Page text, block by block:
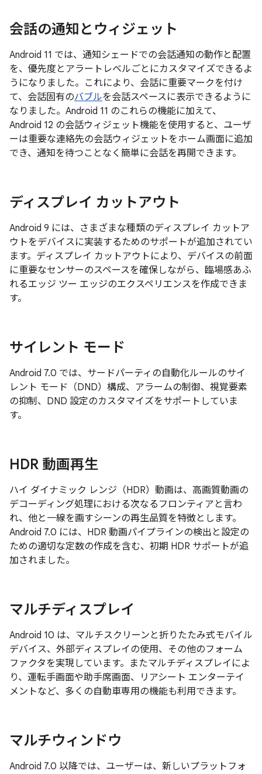
会話の通知とウィジェット
Android 11 では、通知シェードでの会話通知の動作と配置
を、優先度とアラートレベルごとにカスタマイズできるよ
うになりました。これにより、会話に重要マークを付け
て、会話固有のバブルを会話スペースに表示できるように
なりました。Android 11 のこれらの機能に加えて、
Android 12 の会話ウィジェット機能を使用すると、ユーザ
ーは重要な連絡先の会話ウィジェットをホーム画面に追加
でき、通知を待つことなく簡単に会話を再開できます。
ディスプレイ カットアウト
Android 9 には、さまざまな種類のディスプレイ カットア
ウトをデバイスに実装するためのサポートが追加されてい
ます。ディスプレイ カットアウトにより、デバイスの前面
に重要なセンサーのスペースを確保しながら、臨場感あふ
れるエッジ ツー エッジのエクスペリエンスを作成できま
す。
サイレント モード
Android 7.0 では、サードパーティの自動化ルールのサイ
レント モード（DND）構成、アラームの制御、視覚要素
の抑制、DND 設定のカスタマイズをサポートしていま
す。
HDR 動画再生
ハイ ダイナミック レンジ（HDR）動画は、高画質動画の
デコーディング処理における次なるフロンティアと言わ
れ、他と一線を画すシーンの再生品質を特徴とします。
Android 7.0 には、HDR 動画パイプラインの検出と設定の
ための適切な定数の作成を含む、初期 HDR サポートが追
加されました。
マルチディスプレイ
Android 10 は、マルチスクリーンと折りたたみ式モバイル
デバイス、外部ディスプレイの使用、その他のフォーム
ファクタを実現しています。またマルチディスプレイによ
り、運転手画面や助手席画面、リアシート エンターテイ
メントなど、多くの自動車専用の機能も利用できます。
マルチウィンドウ
Android 7.0 以降では、ユーザーは、新しいプラットフォ